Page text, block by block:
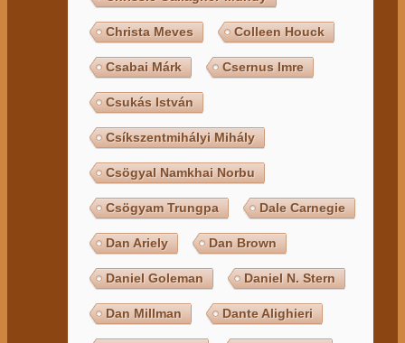
Christa Meves Colleen Houck
Csabai Márk Csernus Imre
Csukás István
Csíkszentmihályi Mihály
Csögyal Namkhai Norbu
Csögyam Trungpa Dale Carnegie
Dan Ariely Dan Brown
Daniel Goleman Daniel N. Stern
Dan Millman Dante Alighieri